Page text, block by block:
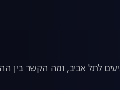
לתל אביב, ומה הקשר בין